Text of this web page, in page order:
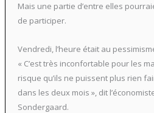
Mais une partie d’entre elles
de participer.
Vendredi, l’heure était au
« C’est très inconfortable pour les
risque qu’ils ne puissent plus rien
dans les deux mois », dit
Sondergaard.